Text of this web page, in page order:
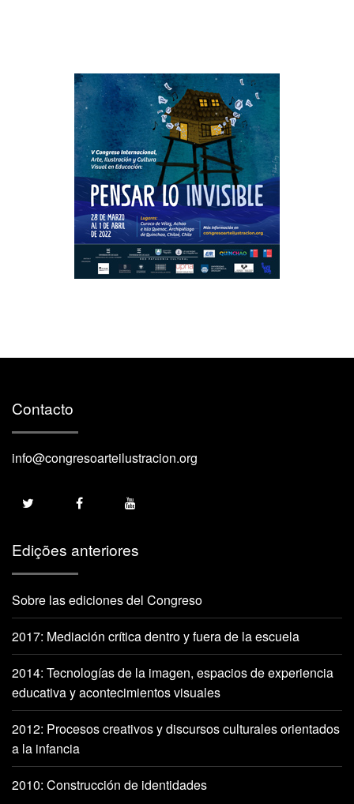
Contacto
info@congresoarteilustracion.org
Edições anteriores
Sobre las ediciones del Congreso
2017: Mediación crítica dentro y fuera de la escuela
2014: Tecnologías de la imagen, espacios de experiencia
educativa y acontecimientos visuales
2012: Procesos creativos y discursos culturales orientados
a la infancia
2010: Construcción de identidades